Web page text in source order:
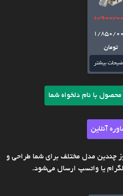
1/900/
1/850/
تومان
بیشتر
با نام دلخواه شما
آنلاین
مدل مختلف برای شما طراحی و
یا واتسپ ارسال می‌شود.